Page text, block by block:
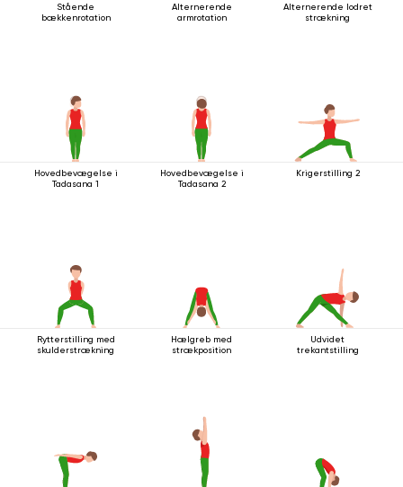
Stående
bækkenrotation
Alternerende
armrotation
Alternerende lodret
strækning
Hovedbevægelse i
Tadasana 1
Hovedbevægelse i
Tadasana 2
Krigerstilling 2
Rytterstilling med
skulderstrækning
Hælgreb med
strækposition
Udvidet
trekantstilling